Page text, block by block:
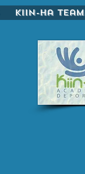
Kiin-ha Team